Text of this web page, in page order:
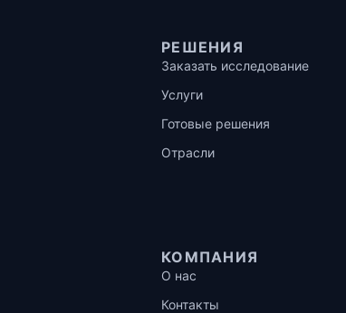
РЕШЕНИЯ
Заказать исследование
Услуги
Готовые решения
Отрасли
КОМПАНИЯ
О нас
Контакты